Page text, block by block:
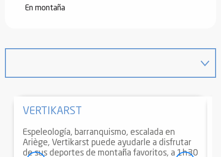
En montaña
VERTIKARST
Espeleología, barranquismo, escalada en
Ariège, Vertikarst puede ayudarle a disfrutar
de sus deportes de montaña favoritos, a 1h30